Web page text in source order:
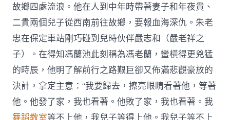
故鄉四處流浪。他在人到中年時帶著妻子和年夜貴、
二貴兩個兒子從西南前往故鄉，要報血海深仇。朱老
忠在保定車站剛巧碰到兒時伙伴嚴志和（嚴老祥之
子）。在得知馮蘭池此刻稱為馮老蘭，蠻橫得更兇猛
的時辰，他明了解前行之路艱巨卻又佈滿悲觀豪放的
決計，拿定主意：“我要歸去，擦亮眼睛看著他，等著
他。他發了家，我也看著。他敗了家，我也看著。我